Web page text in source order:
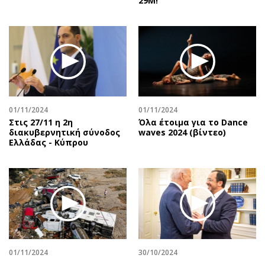
01/11/2024
Στις 27/11 η 2η
διακυβερνητική σύνοδος
Ελλάδας - Κύπρου
01/11/2024
Όλα έτοιμα για το Dance
waves 2024 (βίντεο)
01/11/2024 30/10/2024